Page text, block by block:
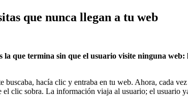
que nunca llegan a tu web
la que termina sin que el usuario visite ninguna
buscaba, hacía clic y entraba en tu web. Ahora, cada
el clic sobra. La información viaja al usuario; el usuario